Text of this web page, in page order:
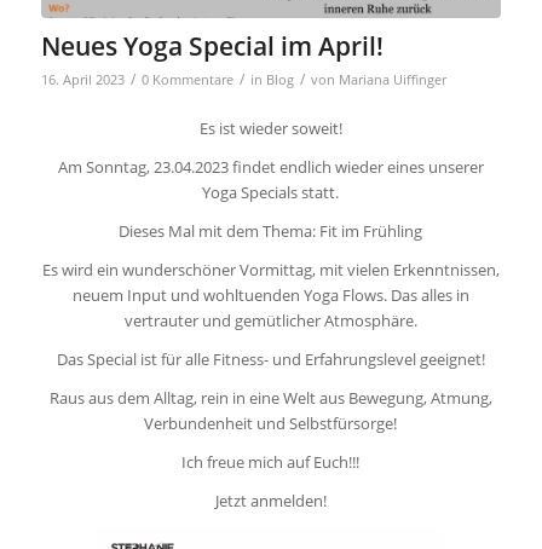
Neues Yoga Special im April!
16. April 2023 / 0 Kommentare / in Blog / von Mariana Uiffinger
Es ist wieder soweit!
Am Sonntag, 23.04.2023 findet endlich wieder eines unserer
Yoga Specials statt.
Dieses Mal mit dem Thema: Fit im Frühling
Es wird ein wunderschöner Vormittag, mit vielen Erkenntnissen,
neuem Input und wohltuenden Yoga Flows. Das alles in
vertrauter und gemütlicher Atmosphäre.
Das Special ist für alle Fitness- und Erfahrungslevel geeignet!
Raus aus dem Alltag, rein in eine Welt aus Bewegung, Atmung,
Verbundenheit und Selbstfürsorge!
Ich freue mich auf Euch!!!
Jetzt anmelden!